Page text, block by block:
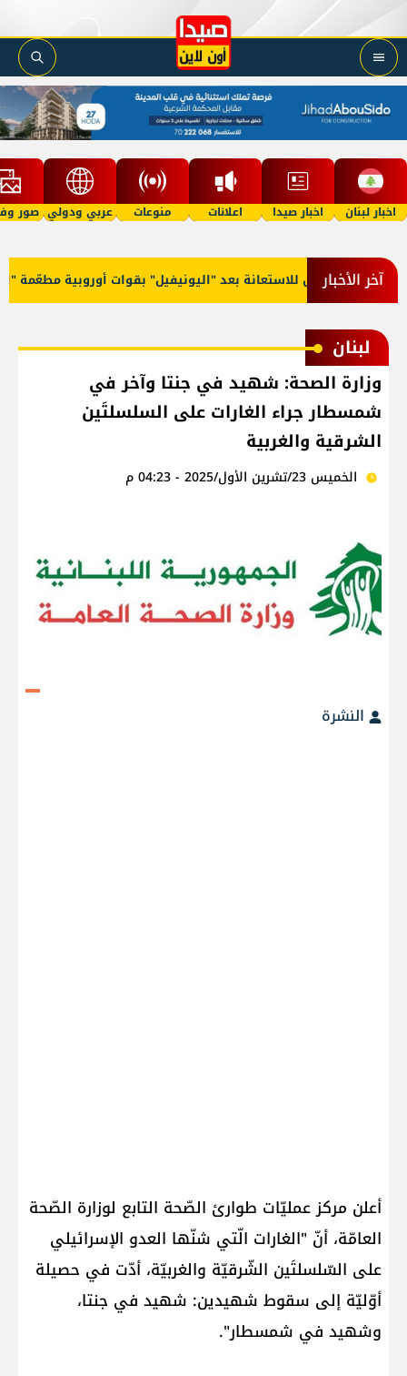
اخبار لبنان اخبار صيدا اعلانات منوعات عربي ودولي صور
آخر الأخبار
النار ومَيل للاستعانة بعد "اليونيفيل" بقوات أوروبية مطعّمة
لبنان
وزارة الصحة: شهيد في جنتا وآخر في
شمسطار جراء الغارات على السلسلتَين
الشرقية والغربية
الخميس 23/تشرين الأول/2025 - 04:23 م
النشرة
أعلن مركز عمليّات طوارئ الصّحة التابع لوزارة الصّحة
العامّة، أنّ "الغارات الّتي شنّها العدو الإسرائيلي
على السّلسلتَين الشّرقيّة والغربيّة، أدّت في حصيلة
أوّليّة إلى سقوط شهيدين: شهيد في ​جنتا​،
وشهيد في ​شمسطار​".